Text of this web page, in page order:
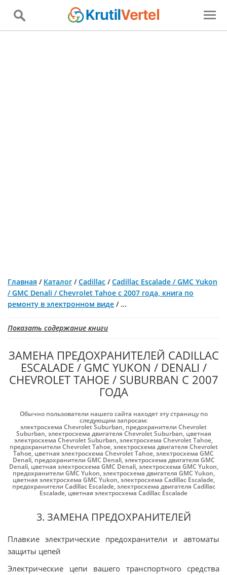
Главная / Каталог /Cadillac /Cadillaс Escalade / GMC Yukon
/ GMC Denali / Chevrolet Tahoe с 2007 года, книга по
ремонту в электронном виде / ...
Показать содержание книги
ЗАМЕНА ПРЕДОХРАНИТЕЛЕЙ CADILLAС
ESCALADE / GMC YUKON / DENALI /
CHEVROLET TAHOE / SUBURBAN С 2007
ГОДА
Обычно пользователи нашего сайта находят эту страницу по
следующим запросам:
электросхема Chevrolet Suburban, предохранители Chevrolet
Suburban,электросхема двигателя Chevrolet Suburban, цветная
электросхема Chevrolet Suburban,электросхема Chevrolet Tahoe,
предохранители Chevrolet Tahoe,электросхема двигателя Chevrolet
Tahoe, цветная электросхема Chevrolet Tahoe,электросхема GMC
Denali, предохранители GMC Denali,электросхема двигателя GMC
Denali, цветная электросхема GMC Denali,электросхема GMC Yukon,
предохранители GMC Yukon,электросхема двигателя GMC Yukon,
цветная электросхема GMC Yukon,электросхема Cadillac Escalade,
предохранители Cadillac Escalade,электросхема двигателя Cadillac
Escalade, цветная электросхема Cadillac Escalade
3. ЗАМЕНА ПРЕДОХРАНИТЕЛЕЙ
Плавкие электрические предохранители и автоматы
защиты цепей
Электрические цепи вашего транспортного средства